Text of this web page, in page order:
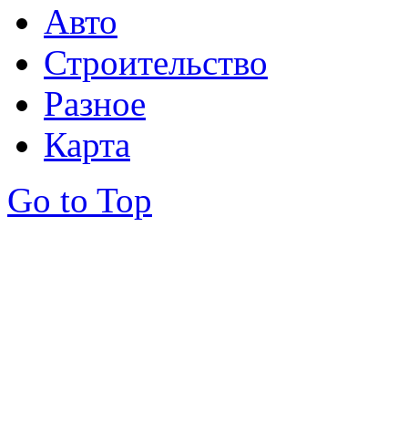
Авто
Строительство
Разное
Карта
Go to Top